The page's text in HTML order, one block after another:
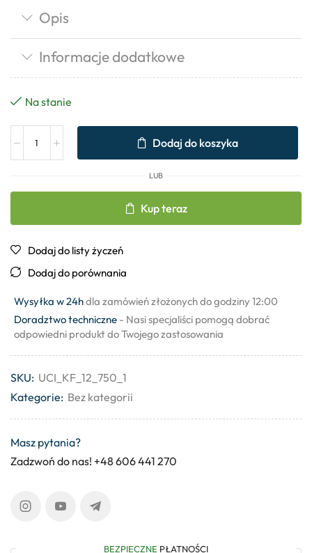
Opis
Informacje dodatkowe
Na stanie
Dodaj do koszyka
LUB
Kup teraz
Dodaj do listy życzeń
Dodaj do porównania
Wysyłka w 24hdla zamówień złożonych do godziny 12:00
Doradztwo techniczne - Nasi specjaliści pomogą dobrać
odpowiedni produkt do Twojego zastosowania
SKU: UCI_KF_12_750_1
Kategorie: Bez kategorii
Masz pytania?
Zadzwoń do nas! +48 606 441 270
BEZPIECZNE PŁATNOŚCI